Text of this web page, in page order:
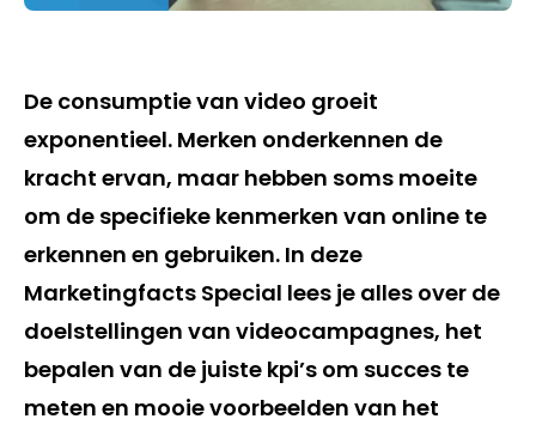
De consumptie van video groeit
exponentieel. Merken onderkennen de
kracht ervan, maar hebben soms moeite
om de specifieke kenmerken van online te
erkennen en gebruiken. In deze
Marketingfacts Special lees je alles over de
doelstellingen van videocampagnes, het
bepalen van de juiste kpi’s om succes te
meten en mooie voorbeelden van het